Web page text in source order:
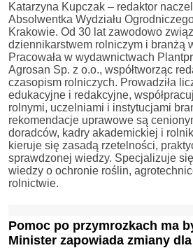
Katarzyna Kupczak – redaktor
Absolwentka Wydziału
Krakowie. Od 30 lat zawodowo
dziennikarstwem rolniczym i branżą
Pracowała w wydawnictwach
Agrosan Sp. z o.o., współtworząc
czasopism rolniczych. Prowadziła
edukacyjne i redakcyjne,
rolnymi, uczelniami i instytucjami
rekomendacje uprawowe są
doradców, kadry akademickiej i
kieruje się zasadą rzetelności,
sprawdzonej wiedzy. Specjalizuje
wiedzy o ochronie roślin,
rolnictwie.
Pomoc po przymrozkach ma
Minister zapowiada zmiany